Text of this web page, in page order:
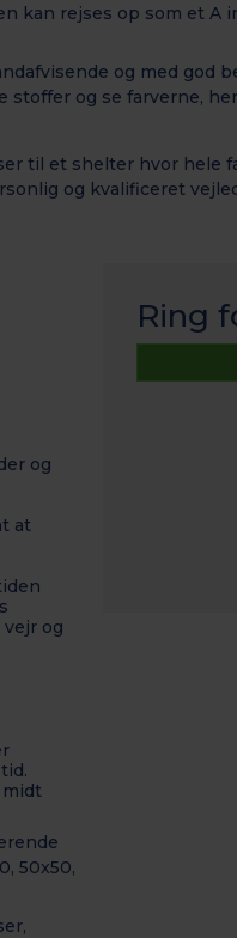
kan rejses op som et A
og med god
stoffer og se farverne,
til et shelter hvor hele
og kvalificeret
og
at
og
midt
50x50,
Ring